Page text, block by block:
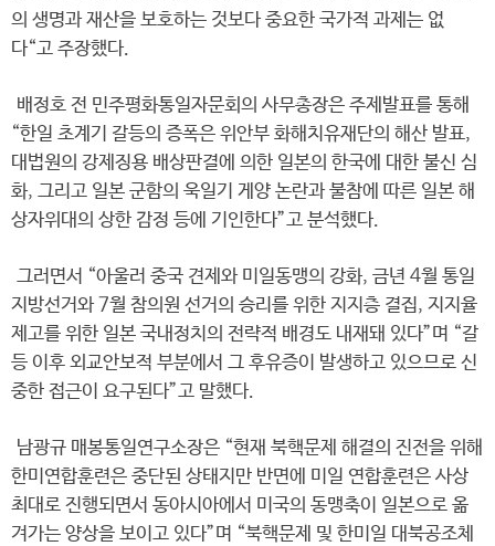
의 생명과 재산을 보호하는 것보다 중요한 국가적 과제는 없
다“고 주장했다.
배정호 전 민주평화통일자문회의 사무총장은 주제발표를 통해
“한일 초계기 갈등의 증폭은 위안부 화해치유재단의 해산 발표,
대법원의 강제징용 배상판결에 의한 일본의 한국에 대한 불신 심
화, 그리고 일본 군함의 욱일기 게양 논란과 불참에 따른 일본 해
상자위대의 상한 감정 등에 기인한다”고 분석했다.
그러면서 “아울러 중국 견제와 미일동맹의 강화, 금년 4월 통일
지방선거와 7월 참의원 선거의 승리를 위한 지지층 결집, 지지율
제고를 위한 일본 국내정치의 전략적 배경도 내재돼 있다”며 “갈
등 이후 외교안보적 부분에서 그 후유증이 발생하고 있으므로 신
중한 접근이 요구된다”고 말했다.
남광규 매봉통일연구소장은 “현재 북핵문제 해결의 진전을 위해
한미연합훈련은 중단된 상태지만 반면에 미일 연합훈련은 사상
최대로 진행되면서 동아시아에서 미국의 동맹축이 일본으로 옮
겨가는 양상을 보이고 있다”며 “북핵문제 및 한미일 대북공조체